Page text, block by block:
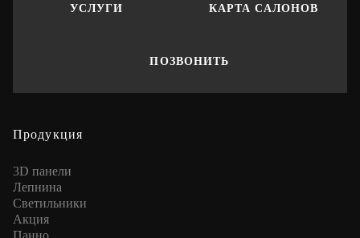
УСЛУГИ КАРТА САЛОНОВ
ПОЗВОНИТЬ
Продукция
3D панели
Лепнина
Cветильники
Акция
Панно